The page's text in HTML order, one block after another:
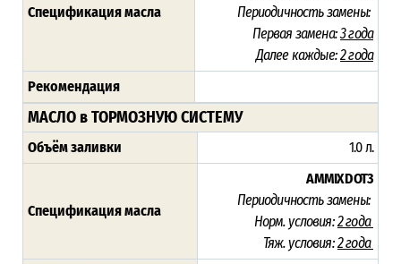
Спецификация масла
Периодичность замены:
Первая замена:3 года
Далее каждые:2 года
Рекомендация
МАСЛО в ТОРМОЗНУЮ СИСТЕМУ
Объём заливки 1.0 л.
Спецификация масла
AMMIX DOT3
Периодичность замены:
Норм. условия:2 года
Тяж. условия:2 года